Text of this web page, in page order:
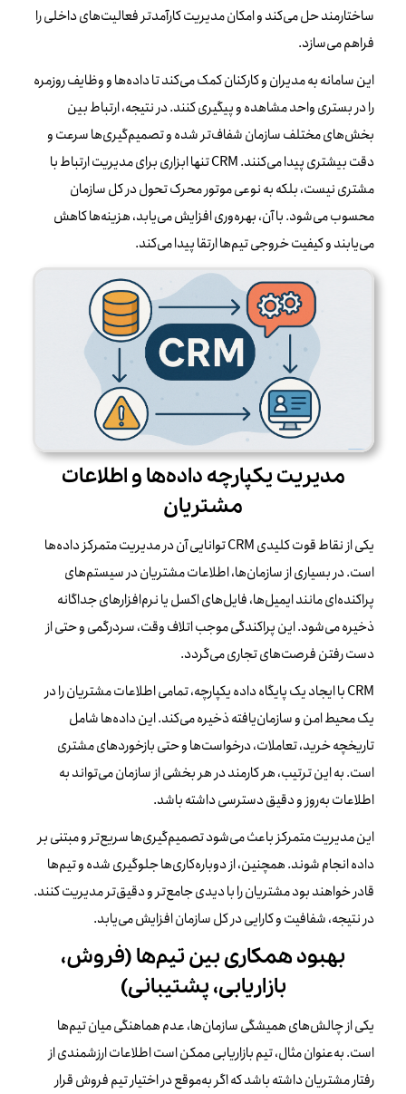
ساختارمند حل می‌کند و امکان مدیریت کارآمدتر فعالیت‌های داخلی را
فراهم می‌سازد.
این سامانه به مدیران و کارکنان کمک می‌کند تا داده‌ها و وظایف روزمره
را در بستری واحد مشاهده و پیگیری کنند. در نتیجه، ارتباط بین
بخش‌های مختلف سازمان شفاف‌تر شده و تصمیم‌گیری‌ها سرعت و
دقت بیشتری پیدا می‌کنند. CRM تنها ابزاری برای مدیریت ارتباط با
مشتری نیست، بلکه به نوعی موتور محرک تحول در کل سازمان
محسوب می‌شود. با آن، بهره‌وری افزایش می‌یابد، هزینه‌ها کاهش
می‌یابند و کیفیت خروجی تیم‌ها ارتقا پیدا می‌کند.
مدیریت یکپارچه داده‌ها و اطلاعات
مشتریان
یکی از نقاط قوت کلیدی CRM توانایی آن در مدیریت متمرکز داده‌ها
است. در بسیاری از سازمان‌ها، اطلاعات مشتریان در سیستم‌های
پراکنده‌ای مانند ایمیل‌ها، فایل‌های اکسل یا نرم‌افزارهای جداگانه
ذخیره می‌شود. این پراکندگی موجب اتلاف وقت، سردرگمی و حتی از
دست رفتن فرصت‌های تجاری می‌گردد.
CRM با ایجاد یک پایگاه داده یکپارچه، تمامی اطلاعات مشتریان را در
یک محیط امن و سازمان‌یافته ذخیره می‌کند. این داده‌ها شامل
تاریخچه خرید، تعاملات، درخواست‌ها و حتی بازخوردهای مشتری
است. به این ترتیب، هر کارمند در هر بخشی از سازمان می‌تواند به
اطلاعات به‌روز و دقیق دسترسی داشته باشد.
این مدیریت متمرکز باعث می‌شود تصمیم‌گیری‌ها سریع‌تر و مبتنی بر
داده انجام شوند. همچنین، از دوباره‌کاری‌ها جلوگیری شده و تیم‌ها
قادر خواهند بود مشتریان را با دیدی جامع‌تر و دقیق‌تر مدیریت کنند.
در نتیجه، شفافیت و کارایی در کل سازمان افزایش می‌یابد.
بهبود همکاری بین تیم‌ها (فروش،
بازاریابی، پشتیبانی)
یکی از چالش‌های همیشگی سازمان‌ها، عدم هماهنگی میان تیم‌ها
است. به‌عنوان مثال، تیم بازاریابی ممکن است اطلاعات ارزشمندی از
رفتار مشتریان داشته باشد که اگر به‌موقع در اختیار تیم فروش قرار